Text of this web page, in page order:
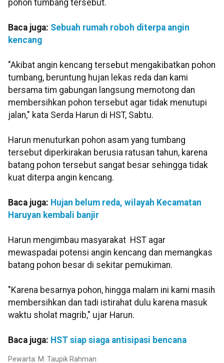
pohon tumbang tersebut.
Baca juga: Sebuah rumah roboh diterpa angin
kencang
"Akibat angin kencang tersebut mengakibatkan pohon
tumbang, beruntung hujan lekas reda dan kami
bersama tim gabungan langsung memotong dan
membersihkan pohon tersebut agar tidak menutupi
jalan," kata Serda Harun di HST, Sabtu.
Harun menuturkan pohon asam yang tumbang
tersebut diperkirakan berusia ratusan tahun, karena
batang pohon tersebut sangat besar sehingga tidak
kuat diterpa angin kencang.
Baca juga: Hujan belum reda, wilayah Kecamatan
Haruyan kembali banjir
Harun mengimbau masyarakat HST agar
mewaspadai potensi angin kencang dan memangkas
batang pohon besar di sekitar pemukiman.
"Karena besarnya pohon, hingga malam ini kami masih
membersihkan dan tadi istirahat dulu karena masuk
waktu sholat magrib," ujar Harun.
Baca juga: HST siap siaga antisipasi bencana
Pewarta: M. Taupik Rahman